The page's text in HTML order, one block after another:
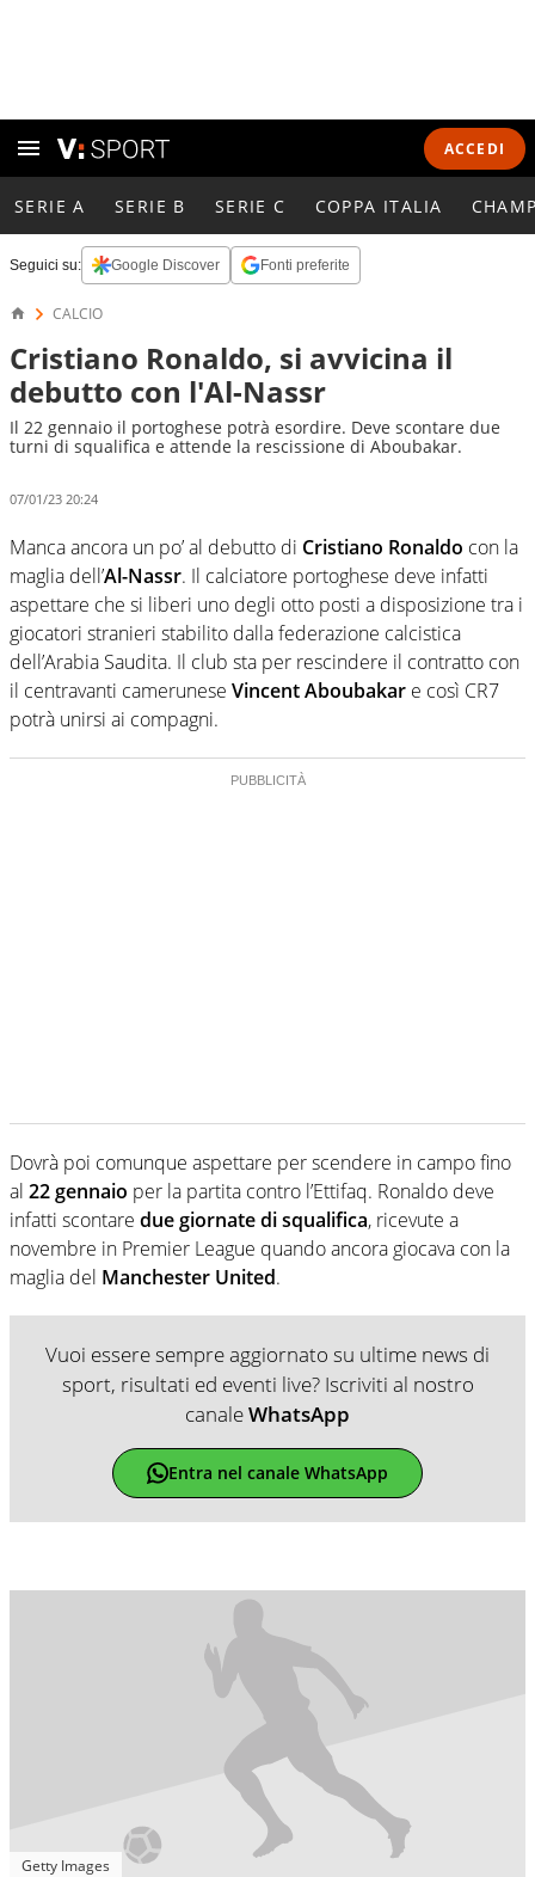
ACCEDI
SERIE A SERIE B SERIE C COPPA ITALIA
Seguici su: Google Discover Fonti preferite
CALCIO
Cristiano Ronaldo, si avvicina il
debutto con l'Al-Nassr
Il 22 gennaio il portoghese potrà esordire. Deve scontare due
turni di squalifica e attende la rescissione di Aboubakar.
07/01/23 20:24
Manca ancora un po’ al debutto di Cristiano Ronaldo con la
maglia dell’Al-Nassr. Il calciatore portoghese deve infatti
aspettare che si liberi uno degli otto posti a disposizione tra i
giocatori stranieri stabilito dalla federazione calcistica
dell’Arabia Saudita. Il club sta per rescindere il contratto con
il centravanti camerunese Vincent Aboubakar e così CR7
potrà unirsi ai compagni.
Dovrà poi comunque aspettare per scendere in campo fino
al 22 gennaio per la partita contro l’Ettifaq. Ronaldo deve
infatti scontare due giornate di squalifica, ricevute a
novembre in Premier League quando ancora giocava con la
maglia del Manchester United.
Vuoi essere sempre aggiornato su ultime news di
sport, risultati ed eventi live? Iscriviti al nostro
canaleWhatsApp
Entra nel canale WhatsApp
Getty Images